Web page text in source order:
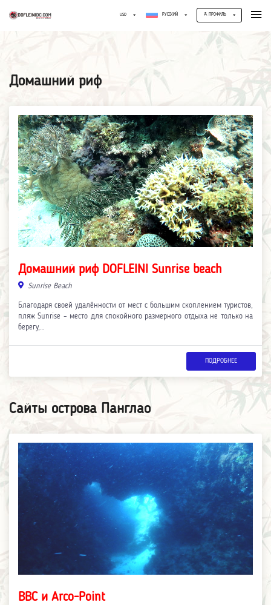
USD РУССКИЙ ПРОФИЛЬ
Домашний риф
Домашний риф DOFLEINI Sunrise beach
Sunrise Beach
Благодаря своей удалённости от мест с большим скоплением туристов,
пляж Sunrise – место для спокойного размерного отдыха не только на
берегу,…
ПОДРОБНЕЕ
Сайты острова Панглао
BBC и Arco-Point